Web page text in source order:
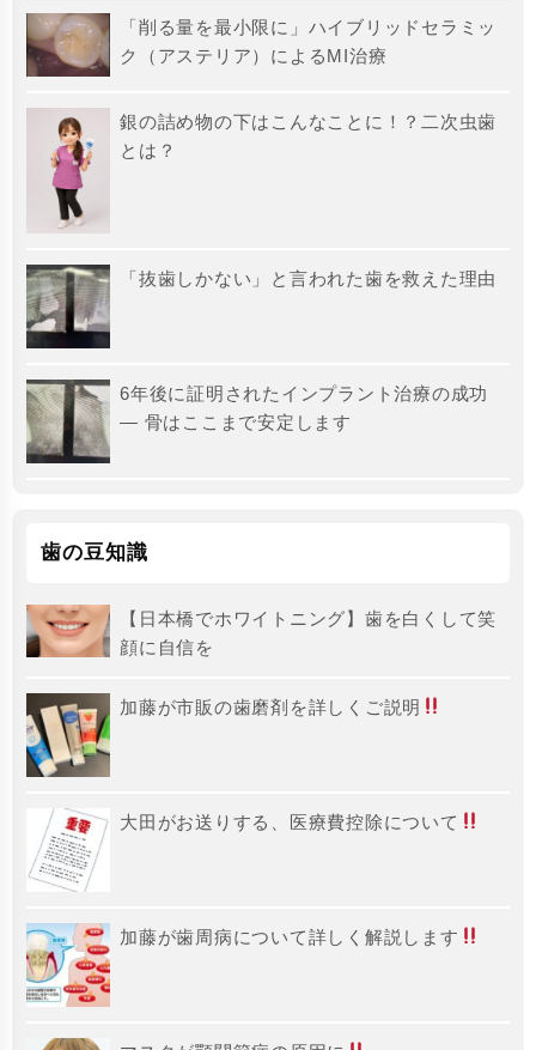
「削る量を最小限に」ハイブリッドセラミッ
ク（アステリア）によるMI治療
銀の詰め物の下はこんなことに！？二次虫歯
とは？
「抜歯しかない」と言われた歯を救えた理由
6年後に証明されたインプラント治療の成功
― 骨はここまで安定します
歯の豆知識
【日本橋でホワイトニング】歯を白くして笑
顔に自信を
加藤が市販の歯磨剤を詳しくご説明
大田がお送りする、医療費控除について
加藤が歯周病について詳しく解説します